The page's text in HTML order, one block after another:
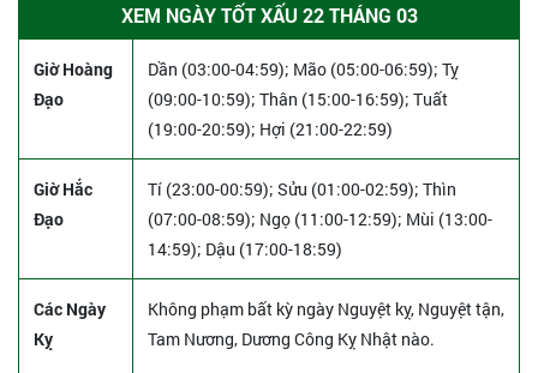
XEM NGÀY TỐT XẤU 22 THÁNG 03
Giờ Hoàng
Đạo
Dần (03:00-04:59); Mão (05:00-06:59); Tỵ
(09:00-10:59); Thân (15:00-16:59); Tuất
(19:00-20:59); Hợi (21:00-22:59)
Giờ Hắc
Đạo
Tí (23:00-00:59); Sửu (01:00-02:59); Thìn
(07:00-08:59); Ngọ (11:00-12:59); Mùi (13:00-
14:59); Dậu (17:00-18:59)
Các Ngày
Kỵ
Không phạm bất kỳ ngày Nguyệt kỵ, Nguyệt tận,
Tam Nương, Dương Công Kỵ Nhật nào.